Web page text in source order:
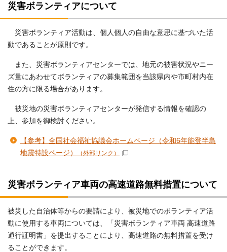
災害ボランティアについて
災害ボランティア活動は、個人個人の自由な意思に基づいた活
動であることが原則です。
また、災害ボランティアセンターでは、地元の被害状況やニー
ズ量にあわせてボランティアの募集範囲を当該県内や市町村内在
住の方に限る場合があります。
被災地の災害ボランティアセンターが発信する情報を確認の
上、参加を御検討ください。
【参考】全国社会福祉協議会ホームページ（令和6年能登半島
地震特設ページ）
（外部リンク）
災害ボランティア車両の高速道路無料措置について
被災した自治体等からの要請により、被災地でのボランティア活
動に使用する車両については、「災害ボランティア車両 高速道路
通行証明書」を提出することにより、高速道路の無料措置を受け
ることができます。